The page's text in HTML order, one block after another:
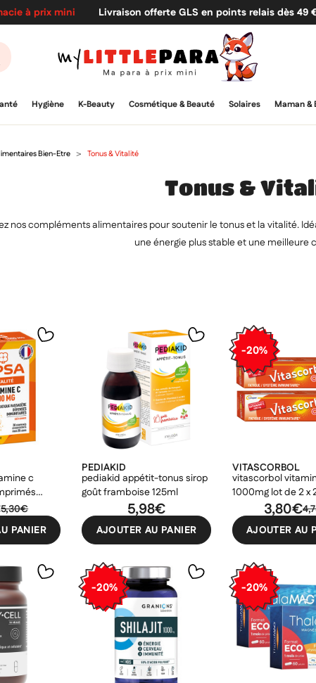
à prix mini Livraison offerte GLS en points relais dès 49
Hygiène K-Beauty Cosmétique & Beauté Solaires Maman &
Bien-Etre Tonus & Vitalité
Tonus &
nos compléments alimentaires pour soutenir le tonus et la vitalité.
une énergie plus stable et une meilleure
c
5,30€
PANIER
PEDIAKID
pediakid appétit-tonus sirop
goût framboise 125ml
5,98€
AJOUTER AU PANIER
-20%
VITASCORBOL
vitascorbol
1000mg lot de 2 x
comprimés3,80€
AJOUTER AU
-20% -20%